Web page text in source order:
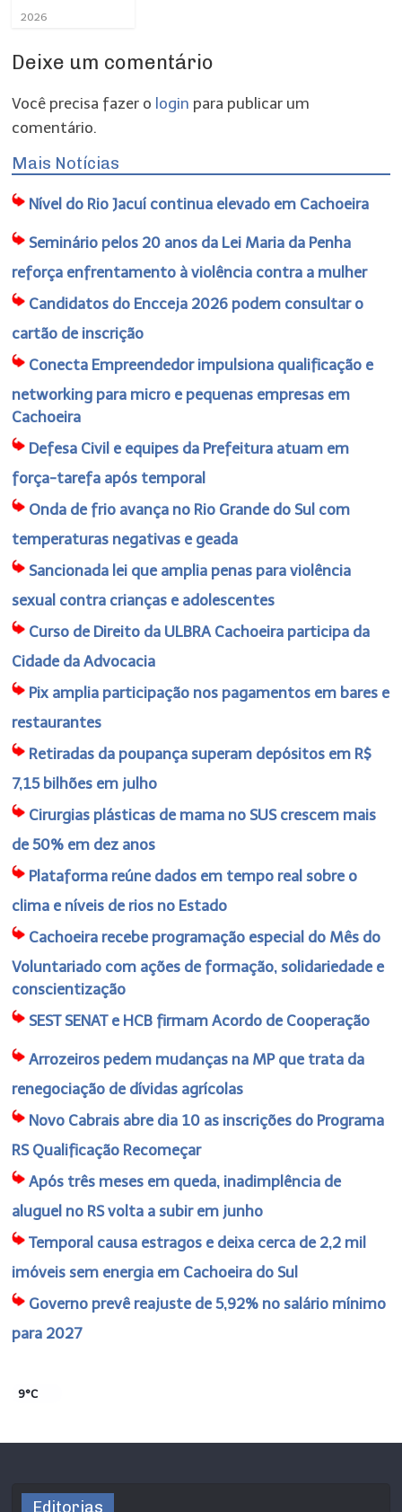
2026
Deixe um comentário
Você precisa fazer o login para publicar um
comentário.
Mais Notícias
Nível do Rio Jacuí continua elevado em Cachoeira
Seminário pelos 20 anos da Lei Maria da Penha
reforça enfrentamento à violência contra a mulher
Candidatos do Encceja 2026 podem consultar o
cartão de inscrição
Conecta Empreendedor impulsiona qualificação e
networking para micro e pequenas empresas em
Cachoeira
Defesa Civil e equipes da Prefeitura atuam em
força-tarefa após temporal
Onda de frio avança no Rio Grande do Sul com
temperaturas negativas e geada
Sancionada lei que amplia penas para violência
sexual contra crianças e adolescentes
Curso de Direito da ULBRA Cachoeira participa da
Cidade da Advocacia
Pix amplia participação nos pagamentos em bares e
restaurantes
Retiradas da poupança superam depósitos em R$
7,15 bilhões em julho
Cirurgias plásticas de mama no SUS crescem mais
de 50% em dez anos
Plataforma reúne dados em tempo real sobre o
clima e níveis de rios no Estado
Cachoeira recebe programação especial do Mês do
Voluntariado com ações de formação, solidariedade e
conscientização
SEST SENAT e HCB firmam Acordo de Cooperação
Arrozeiros pedem mudanças na MP que trata da
renegociação de dívidas agrícolas
Novo Cabrais abre dia 10 as inscrições do Programa
RS Qualificação Recomeçar
Após três meses em queda, inadimplência de
aluguel no RS volta a subir em junho
Temporal causa estragos e deixa cerca de 2,2 mil
imóveis sem energia em Cachoeira do Sul
Governo prevê reajuste de 5,92% no salário mínimo
para 2027
9°C
Editorias